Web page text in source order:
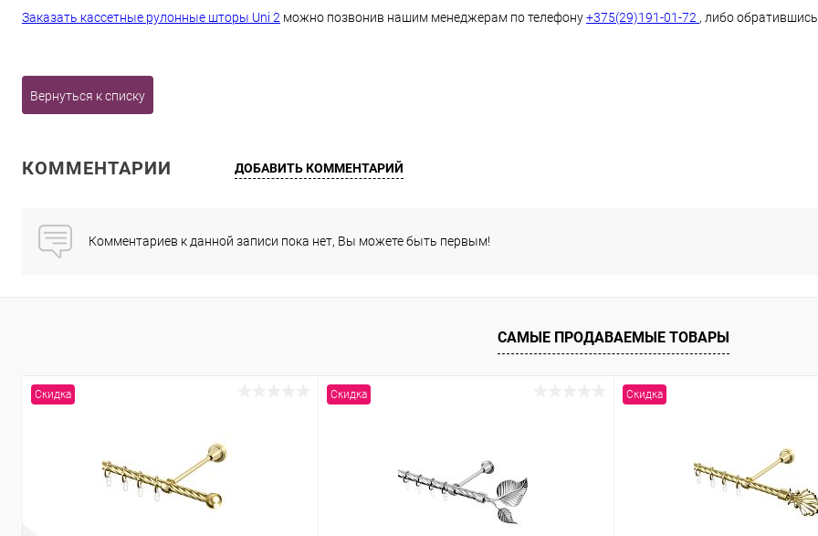
Заказать кассетные рулонные шторы Uni 2 можно позвонив нашим менеджерам по телефону+375(29)191-01-72 , либо обратившись
Вернуться к списку
КОММЕНТАРИИ ДОБАВИТЬ КОММЕНТАРИЙ
Комментариев к данной записи пока нет, Вы можете быть первым!
САМЫЕ ПРОДАВАЕМЫЕ ТОВАРЫ
Скидка Скидка Скидка